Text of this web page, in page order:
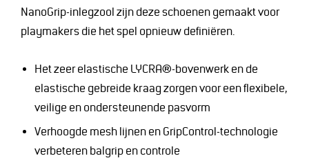
NanoGrip-inlegzool zijn deze schoenen gemaakt voor
playmakers die het spel opnieuw definiëren.
Het zeer elastische LYCRA®-bovenwerk en de
elastische gebreide kraag zorgen voor een flexibele,
veilige en ondersteunende pasvorm
Verhoogde mesh lijnen en GripControl-technologie
verbeteren balgrip en controle